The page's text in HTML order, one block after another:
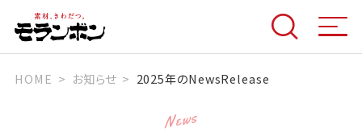
HOME お知らせ 2025年のNewsRelease
News